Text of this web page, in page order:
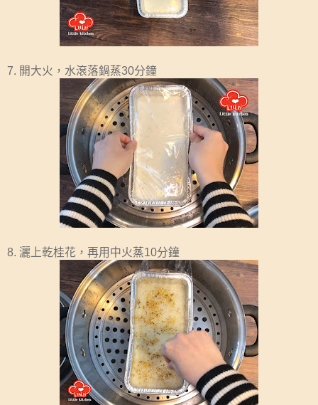
7. 開大火，水滾落鍋蒸30分鐘
8. 灑上乾桂花，再用中火蒸10分鐘